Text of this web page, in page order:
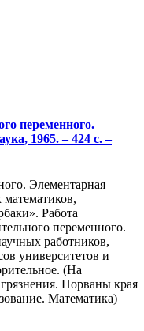
переменного.
1965. – 424 с. –
Элементарная
Работа
переменного.
работников,
университетов и
(На
Порваны края
Математика)